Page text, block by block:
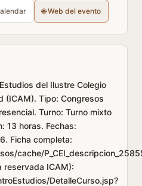
🌐 Web del evento
del Ilustre Colegio
(ICAM). Tipo: Congresos
Turno: Turno mixto
13 horas. Fechas:
Ficha completa:
cache/
reservada ICAM):
DetalleCurso.jsp?